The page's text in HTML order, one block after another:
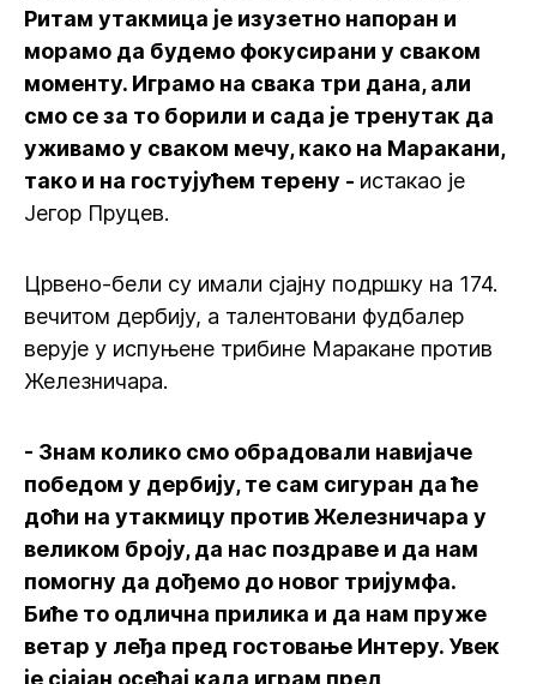
Ритам утакмица је изузетно напоран и
морамо да будемо фокусирани у сваком
моменту. Играмо на свака три дана, али
смо се за то борили и сада је тренутак да
уживамо у сваком мечу, како на Маракани,
тако и на гостујућем терену - истакао је
Јегор Пруцев.
Црвено-бели су имали сјајну подршку на 174.
вечитом дербију, а талентовани фудбалер
верује у испуњене трибине Маракане против
Железничара.
- Знам колико смо обрадовали навијаче
победом у дербију, те сам сигуран да ће
доћи на утакмицу против Железничара у
великом броју, да нас поздраве и да нам
помогну да дођемо до новог тријумфа.
Биће то одлична прилика и да нам пруже
ветар у леђа пред гостовање Интеру. Увек
је сјајан осећај када играм пред